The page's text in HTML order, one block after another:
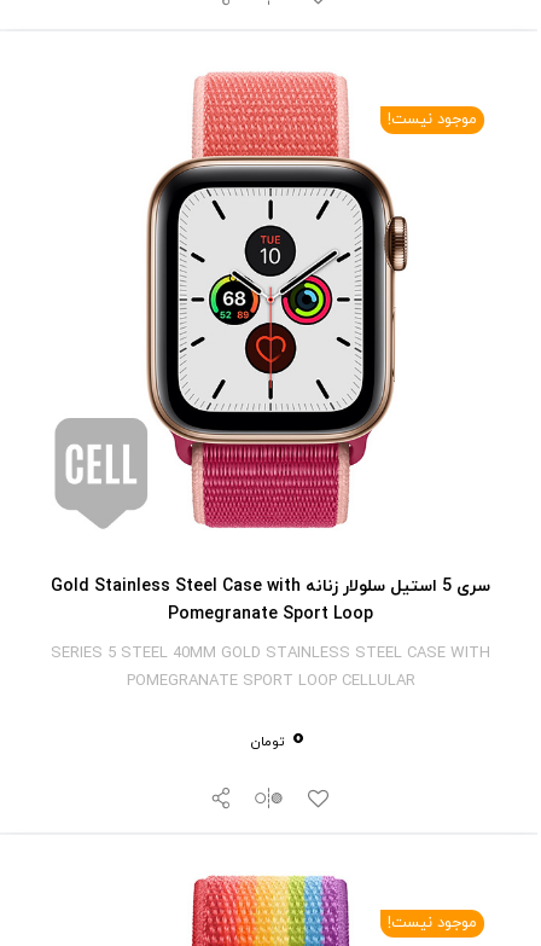
موجود نیست!
سری 5 استیل سلولار زنانه Gold Stainless Steel Case with
Pomegranate Sport Loop
SERIES 5 STEEL 40MM GOLD STAINLESS STEEL CASE WITH
POMEGRANATE SPORT LOOP CELLULAR
0 تومان
موجود نیست!